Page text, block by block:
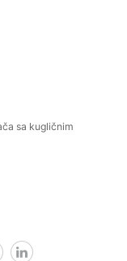
sa kugličnim
TwitterLinked in